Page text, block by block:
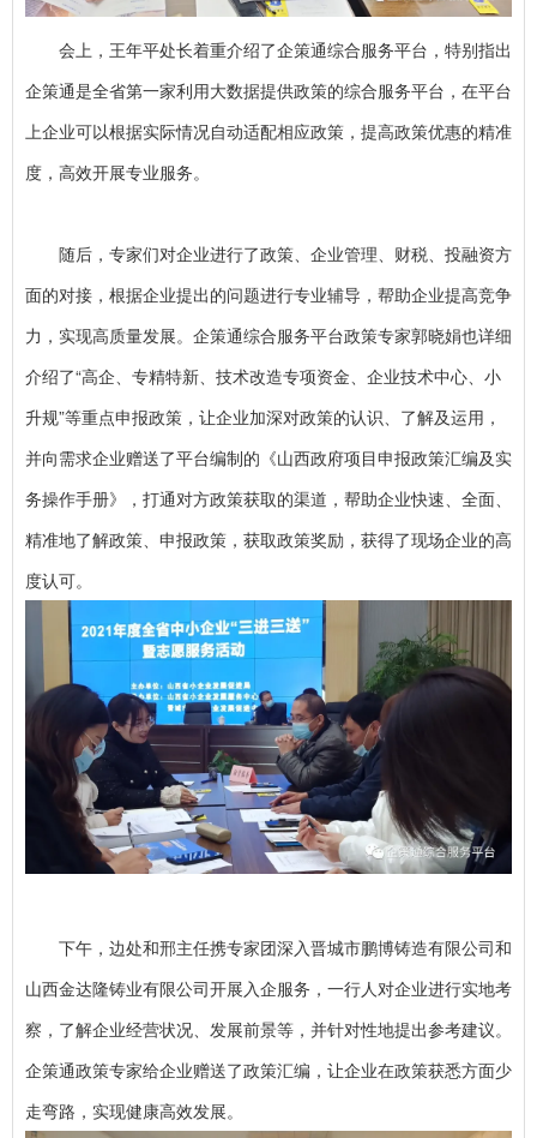
会上，王年平处长着重介绍了企策通综合服务平台，特别指出
企策通是全省第一家利用大数据提供政策的综合服务平台，在平台
上企业可以根据实际情况自动适配相应政策，提高政策优惠的精准
度，高效开展专业服务。
随后，专家们对企业进行了政策、企业管理、财税、投融资方
面的对接，根据企业提出的问题进行专业辅导，帮助企业提高竞争
力，实现高质量发展。企策通综合服务平台政策专家郭晓娟也详细
介绍了“高企、专精特新、技术改造专项资金、企业技术中心、小
升规”等重点申报政策，让企业加深对政策的认识、了解及运用，
并向需求企业赠送了平台编制的《山西政府项目申报政策汇编及实
务操作手册》，打通对方政策获取的渠道，帮助企业快速、全面、
精准地了解政策、申报政策，获取政策奖励，获得了现场企业的高
度认可。
下午，边处和邢主任携专家团深入晋城市鹏博铸造有限公司和
山西金达隆铸业有限公司开展入企服务，一行人对企业进行实地考
察，了解企业经营状况、发展前景等，并针对性地提出参考建议。
企策通政策专家给企业赠送了政策汇编，让企业在政策获悉方面少
走弯路，实现健康高效发展。